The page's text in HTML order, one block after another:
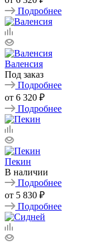
Подробнее
Валенсия
Под заказ
Подробнее
от 6 320 ₽
Подробнее
Пекин
В наличии
Подробнее
от 5 830 ₽
Подробнее